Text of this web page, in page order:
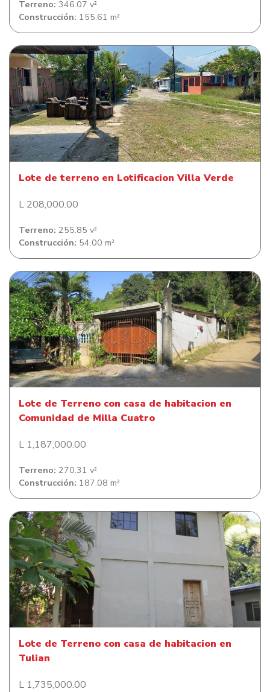
Terreno: 346.07 v²
Construcción: 155.61 m²
Lote de terreno en Lotificacion Villa Verde
Lote de terreno en Lotificacion Villa Verde
L 208,000.00
Terreno: 255.85 v²
Construcción: 54.00 m²
Lote de Terreno con casa de habitacion en Comunidad
de Milla Cuatro
Lote de Terreno con casa de habitacion en
Comunidad de Milla Cuatro
L 1,187,000.00
Terreno: 270.31 v²
Construcción: 187.08 m²
Lote de Terreno con casa de habitacion en Tulian
Lote de Terreno con casa de habitacion en
Tulian
L 1,735,000.00